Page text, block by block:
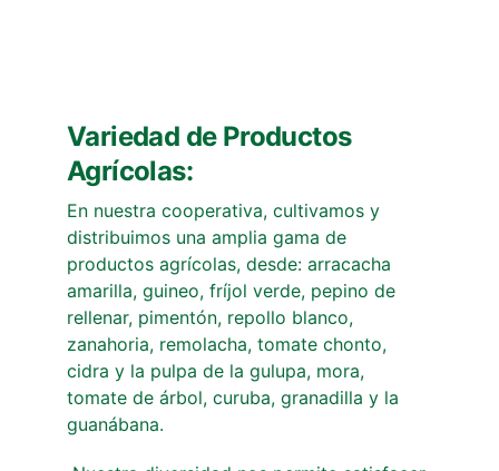
Variedad de Productos
Agrícolas:
En nuestra cooperativa, cultivamos y
distribuimos una amplia gama de
productos agrícolas, desde: arracacha
amarilla, guineo, fríjol verde, pepino de
rellenar, pimentón, repollo blanco,
zanahoria, remolacha, tomate chonto,
cidra y la pulpa de la gulupa, mora,
tomate de árbol, curuba, granadilla y la
guanábana.